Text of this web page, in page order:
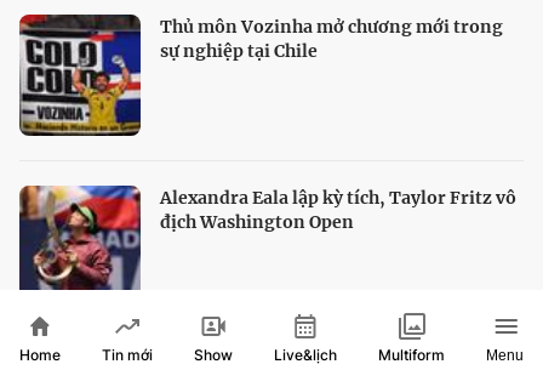
Thủ môn Vozinha mở chương mới trong
sự nghiệp tại Chile
Alexandra Eala lập kỳ tích, Taylor Fritz vô
địch Washington Open
Home Tin mới Show Live&lịch Multiform Menu